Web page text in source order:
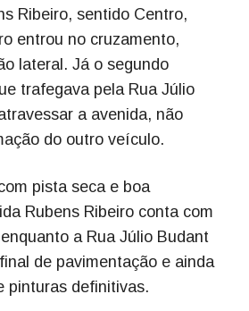
Ribeiro, sentido Centro,
entrou no cruzamento,
lateral. Já o segundo
trafegava pela Rua Júlio
a avenida, não
do outro veículo.
pista seca e boa
Rubens Ribeiro conta com
a Rua Júlio Budant
de pavimentação e ainda
pinturas definitivas.